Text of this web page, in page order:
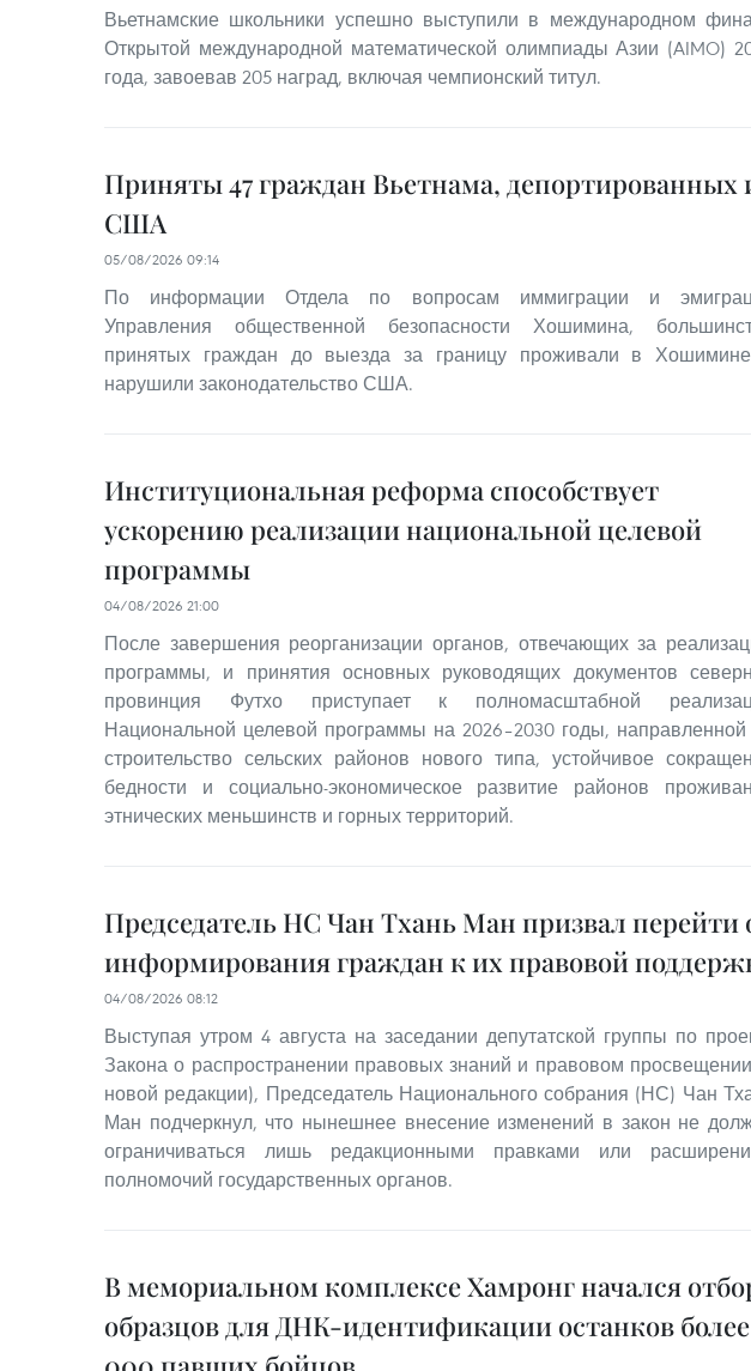
Вьетнамские школьники успешно выступили в международном
Открытой международной математической олимпиады Азии (AIMO)
года, завоевав 205 наград, включая чемпионский титул.
Приняты 47 граждан Вьетнама, депортированных
США
05/08/2026 09:14
По информации Отдела по вопросам иммиграции и
Управления общественной безопасности Хошимина,
принятых граждан до выезда за границу проживали в
нарушили законодательство США.
Институциональная реформа способствует
ускорению реализации национальной целевой
программы
04/08/2026 21:00
После завершения реорганизации органов, отвечающих за
программы, и принятия основных руководящих документов
провинция Футхо приступает к полномасштабной
Национальной целевой программы на 2026–2030 годы,
строительство сельских районов нового типа, устойчивое
бедности и социально-экономическое развитие районов
этнических меньшинств и горных территорий.
Председатель НС Чан Тхань Ман призвал перейти
информирования граждан к их правовой
04/08/2026 08:12
Выступая утром 4 августа на заседании депутатской группы по
Закона о распространении правовых знаний и правовом
новой редакции), Председатель Национального собрания (НС) Чан
Ман подчеркнул, что нынешнее внесение изменений в закон не
ограничиваться лишь редакционными правками или
полномочий государственных органов.
В мемориальном комплексе Хамронг начался
образцов для ДНК-идентификации останков более